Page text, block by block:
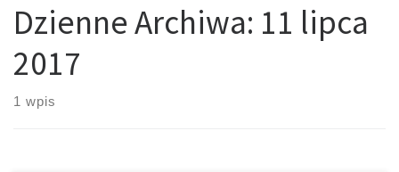
Dzienne Archiwa: 11 lipca
2017
1 wpis